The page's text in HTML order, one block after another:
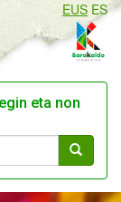
EUS ES
eta non